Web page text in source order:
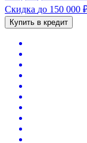
Скидка до 150 000
Купить в кредит